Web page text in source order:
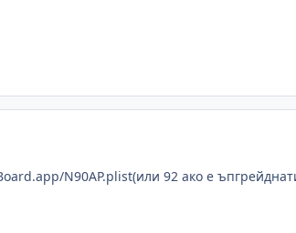
N90AP.plist(или 92 ако е